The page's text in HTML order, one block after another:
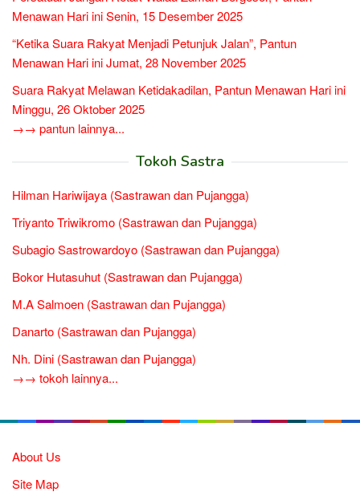
Menawan Hari ini Senin, 15 Desember 2025
“Ketika Suara Rakyat Menjadi Petunjuk Jalan”, Pantun
Menawan Hari ini Jumat, 28 November 2025
Suara Rakyat Melawan Ketidakadilan, Pantun Menawan Hari ini
Minggu, 26 Oktober 2025
→→ pantun lainnya...
Tokoh Sastra
Hilman Hariwijaya (Sastrawan dan Pujangga)
Triyanto Triwikromo (Sastrawan dan Pujangga)
Subagio Sastrowardoyo (Sastrawan dan Pujangga)
Bokor Hutasuhut (Sastrawan dan Pujangga)
M.A Salmoen (Sastrawan dan Pujangga)
Danarto (Sastrawan dan Pujangga)
Nh. Dini (Sastrawan dan Pujangga)
→→ tokoh lainnya...
About Us
Site Map